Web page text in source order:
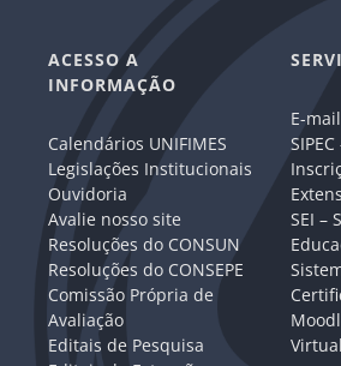
ACESSO A
INFORMAÇÃO
Calendários UNIFIMES
Legislações Institucionais
Ouvidoria
Avalie nosso site
Resoluções do CONSUN
Resoluções do CONSEPE
Comissão Própria de
Avaliação
Editais de Pesquisa
E-
SEI –
Virtual